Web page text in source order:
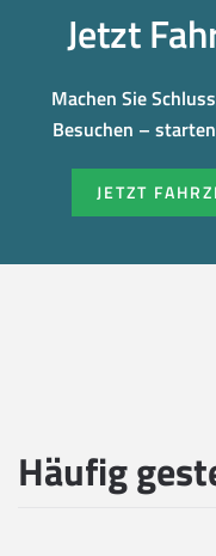
Jetzt
Machen Sie
Besuchen –
JETZT
Häufig